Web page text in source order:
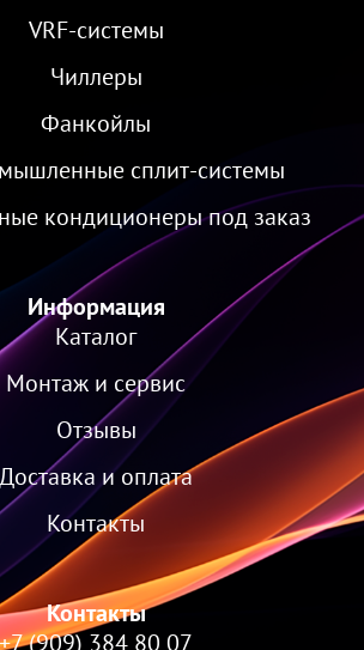
VRF-cистемы
Чиллеры
Фанкойлы
сплит-системы
кондиционеры под заказ
Информация
Каталог
Монтаж и сервис
Отзывы
Доставка и оплата
Контакты
Контакты
+7 (909) 384 80 07